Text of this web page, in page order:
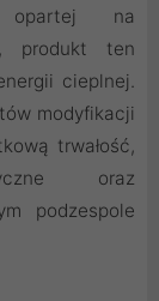
opartej na
produkt ten
cieplnej.
modyfikacji
trwałość,
oraz
podzespole